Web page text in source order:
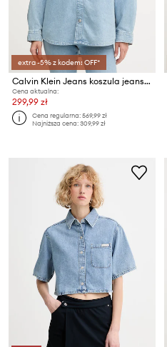
extra -5% z kodem: OFF*
Calvin Klein Jeans koszula jeansowa
Cena aktualna:
299,99 zł
Cena regularna:569,99 zł
Najniższa cena:309,99 zł